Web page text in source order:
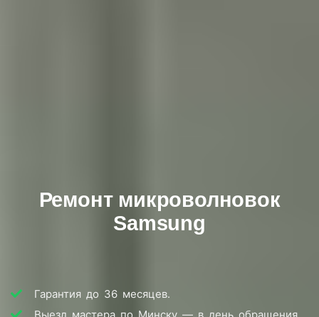
Ремонт микроволновок
Samsung
Гарантия до 36 месяцев.